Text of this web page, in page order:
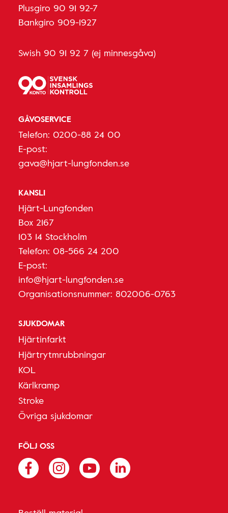
Plusgiro 90 91 92-7
Bankgiro 909-1927
Swish 90 91 92 7 (ej minnesgåva)
GÅVOSERVICE
Telefon: 0200-88 24 00
E-post:
gava@hjart-lungfonden.se
KANSLI
Hjärt-Lungfonden
Box 2167
103 14 Stockholm
Telefon: 08-566 24 200
E-post:
info@hjart-lungfonden.se
Organisationsnummer: 802006-0763
SJUKDOMAR
Hjärtinfarkt
Hjärtrytmrubbningar
KOL
Kärlkramp
Stroke
Övriga sjukdomar
FÖLJ OSS